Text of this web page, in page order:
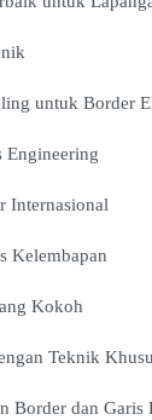
untuk Border
Engineering
Internasional
Kelembapan
Kokoh
Teknik
Border dan Garis